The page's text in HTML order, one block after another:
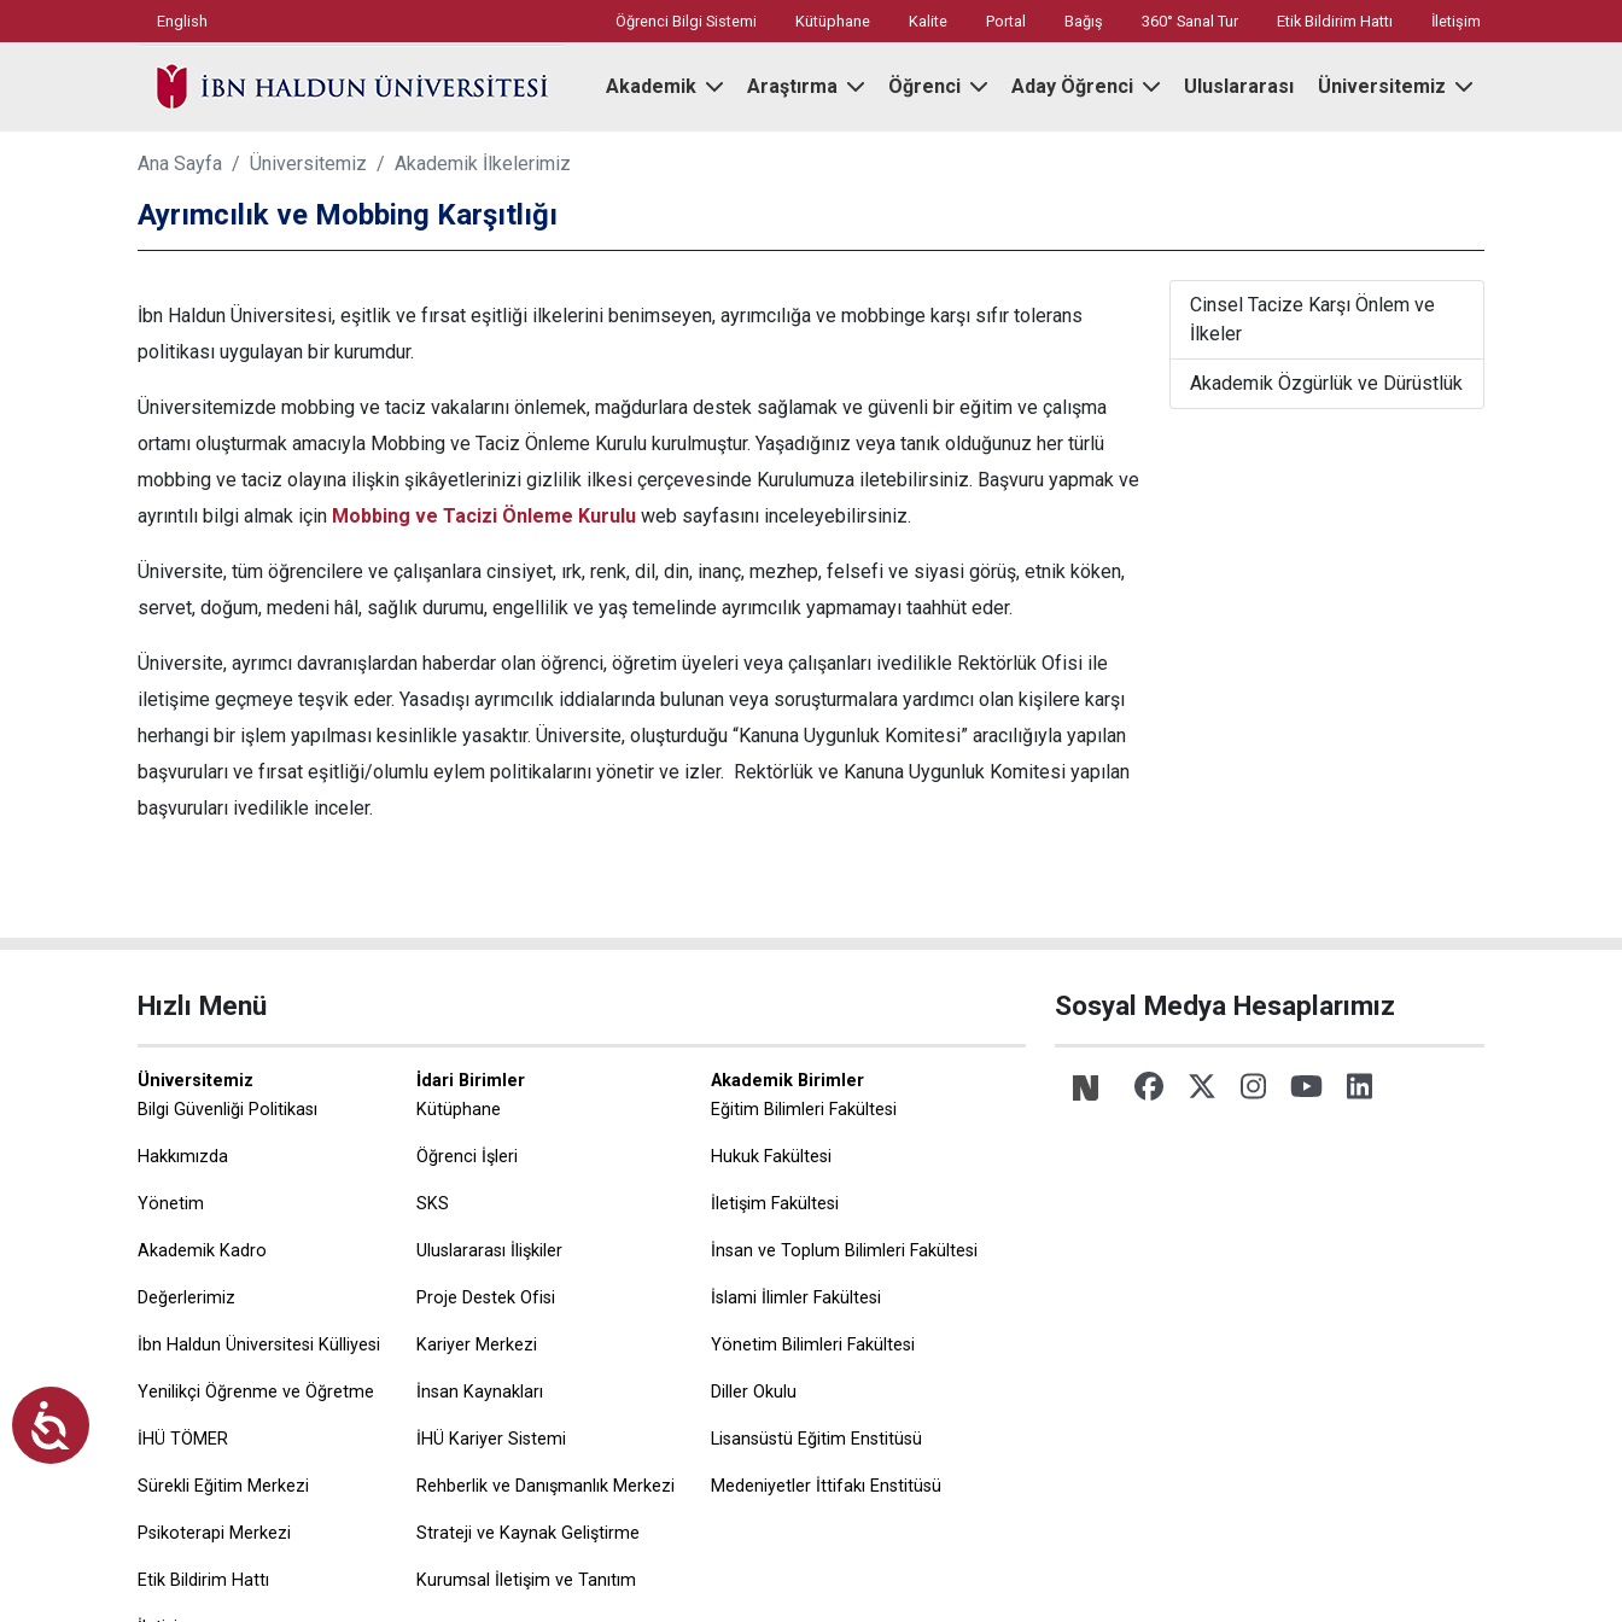
English Öğrenci Bilgi Sistemi Kütüphane Kalite Portal Bağış 360° Sanal Tur Etik Bildirim Hattı İletişim
Akademik Araştırma Öğrenci Aday Öğrenci Uluslararası Üniversitemiz
Ana Sayfa Üniversitemiz Akademik İlkelerimiz
Ayrımcılık ve Mobbing Karşıtlığı
İbn Haldun Üniversitesi, eşitlik ve fırsat eşitliği ilkelerini benimseyen, ayrımcılığa ve mobbinge karşı sıfır tolerans
politikası uygulayan bir kurumdur.
Üniversitemizde mobbing ve taciz vakalarını önlemek, mağdurlara destek sağlamak ve güvenli bir eğitim ve çalışma
ortamı oluşturmak amacıyla Mobbing ve Taciz Önleme Kurulu kurulmuştur. Yaşadığınız veya tanık olduğunuz her türlü
mobbing ve taciz olayına ilişkin şikâyetlerinizi gizlilik ilkesi çerçevesinde Kurulumuza iletebilirsiniz. Başvuru yapmak ve
ayrıntılı bilgi almak için Mobbing ve Tacizi Önleme Kurulu web sayfasını inceleyebilirsiniz.
Üniversite, tüm öğrencilere ve çalışanlara cinsiyet, ırk, renk, dil, din, inanç, mezhep, felsefi ve siyasi görüş, etnik köken,
servet, doğum, medeni hâl, sağlık durumu, engellilik ve yaş temelinde ayrımcılık yapmamayı taahhüt eder.
Üniversite, ayrımcı davranışlardan haberdar olan öğrenci, öğretim üyeleri veya çalışanları ivedilikle Rektörlük Ofisi ile
iletişime geçmeye teşvik eder. Yasadışı ayrımcılık iddialarında bulunan veya soruşturmalara yardımcı olan kişilere karşı
herhangi bir işlem yapılması kesinlikle yasaktır. Üniversite, oluşturduğu “Kanuna Uygunluk Komitesi” aracılığıyla yapılan
başvuruları ve fırsat eşitliği/olumlu eylem politikalarını yönetir ve izler. Rektörlük ve Kanuna Uygunluk Komitesi yapılan
başvuruları ivedilikle inceler.
Cinsel Tacize Karşı Önlem ve
İlkeler
Akademik Özgürlük ve Dürüstlük
Hızlı Menü
Üniversitemiz
Bilgi Güvenliği Politikası
Hakkımızda
Yönetim
Akademik Kadro
Değerlerimiz
İbn Haldun Üniversitesi Külliyesi
Yenilikçi Öğrenme ve Öğretme
İHÜ TÖMER
Sürekli Eğitim Merkezi
Psikoterapi Merkezi
Etik Bildirim Hattı
İdari Birimler
Kütüphane
Öğrenci İşleri
SKS
Uluslararası İlişkiler
Proje Destek Ofisi
Kariyer Merkezi
İnsan Kaynakları
İHÜ Kariyer Sistemi
Rehberlik ve Danışmanlık Merkezi
Strateji ve Kaynak Geliştirme
Kurumsal İletişim ve Tanıtım
Akademik Birimler
Eğitim Bilimleri Fakültesi
Hukuk Fakültesi
İletişim Fakültesi
İnsan ve Toplum Bilimleri Fakültesi
İslami İlimler Fakültesi
Yönetim Bilimleri Fakültesi
Diller Okulu
Lisansüstü Eğitim Enstitüsü
Medeniyetler İttifakı Enstitüsü
Sosyal Medya Hesaplarımız